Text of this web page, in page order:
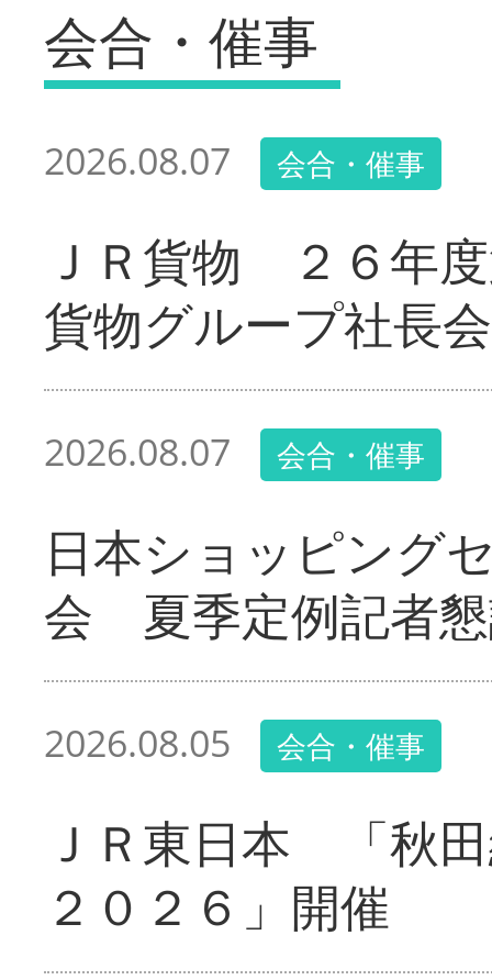
会合・催事
2026.08.07 会合・催事
ＪＲ貨物 ２６年
貨物グループ社長
2026.08.07 会合・催事
日本ショッピング
会 夏季定例記者
2026.08.05 会合・催事
ＪＲ東日本 「秋
２０２６」開催